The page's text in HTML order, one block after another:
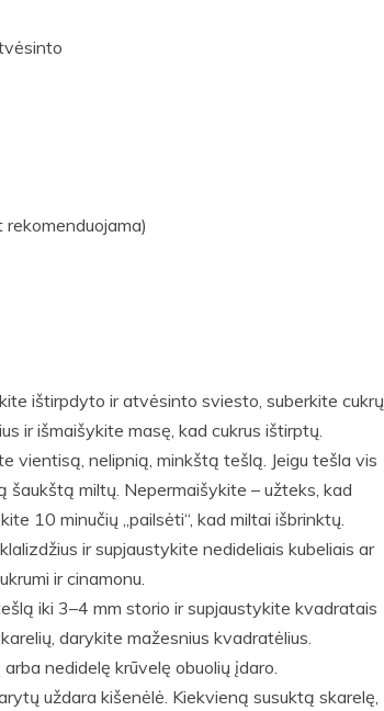
ištirpdyto ir atvėsinto sviesto, suberkite cukrų
ir išmaišykite masę, kad cukrus ištirptų.
vientisą, nelipnią, minkštą tešlą. Jeigu tešla vis
šaukštą miltų. Nepermaišykite – užteks, kad
10 minučių „pailsėti“, kad miltai išbrinktų.
ir supjaustykite nedideliais kubeliais ar
ir cinamonu.
iki 3–4 mm storio ir supjaustykite kvadratais
darykite mažesnius kvadratėlius.
nedidelę krūvelę obuolių įdaro.
uždara kišenėlė. Kiekvieną susuktą skarelę,